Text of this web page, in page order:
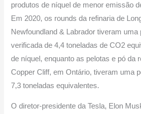
produtos de níquel de menor emissão
Em 2020, os rounds da refinaria de
Newfoundland & Labrador tiveram uma
verificada de 4,4 toneladas de CO2
de níquel, enquanto as pelotas e pó da
Copper Cliff, em Ontário, tiveram uma
7,3 toneladas equivalentes.
O diretor-presidente da Tesla, Elon